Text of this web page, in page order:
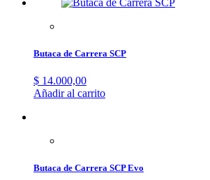
Butaca de Carrera SCP
$ 14.000,00
Añadir al carrito
Butaca de Carrera SCP Evo